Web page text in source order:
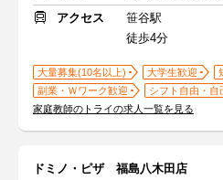
アクセス
笹谷駅
徒歩4分
大量募集(10名以上) 大学生歓迎
副業・Ｗワーク歓迎
シフト自由・自
家庭教師のトライの求人一覧を見る
ドミノ・ピザ 福島八木田店